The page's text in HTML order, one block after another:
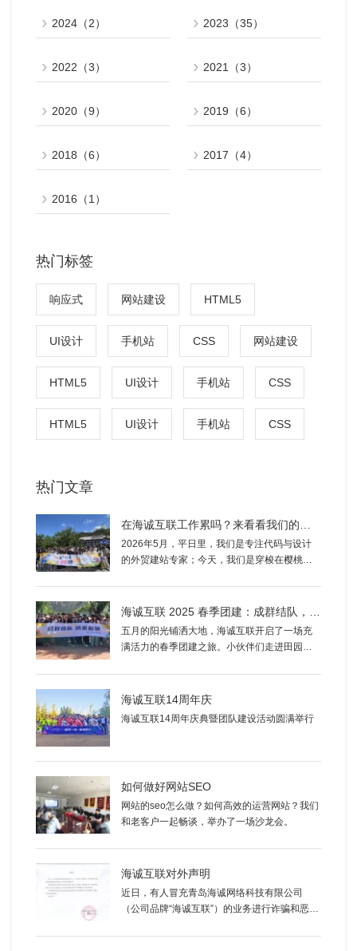
2024（2） 2023（35）
2022（3） 2021（3）
2020（9） 2019（6）
2018（6） 2017（4）
2016（1）
热门标签
响应式 网站建设 HTML5
UI设计 手机站 CSS 网站建设
HTML5 UI设计 手机站 CSS
HTML5 UI设计 手机站 CSS
热门文章
2026年5月，平日里，我们是专注代码与设计
的外贸建站专家；今天，我们是穿梭在樱桃林
的夏日樱桃园团建活动。
海诚互联 2025 春季团建：成群结队，快乐加倍
五月的阳光铺洒大地，海诚互联开启了一场充
满活力的春季团建之旅。小伙伴们走进田园，
海诚互联14周年庆
海诚互联14周年庆典暨团队建设活动圆满举行
如何做好网站SEO
网站的seo怎么做？如何高效的运营网站？我们
和老客户一起畅谈，举办了一场沙龙会。
海诚互联对外声明
近日，有人冒充青岛海诚网络科技有限公司
（公司品牌“海诚互联”）的业务进行诈骗和恶意